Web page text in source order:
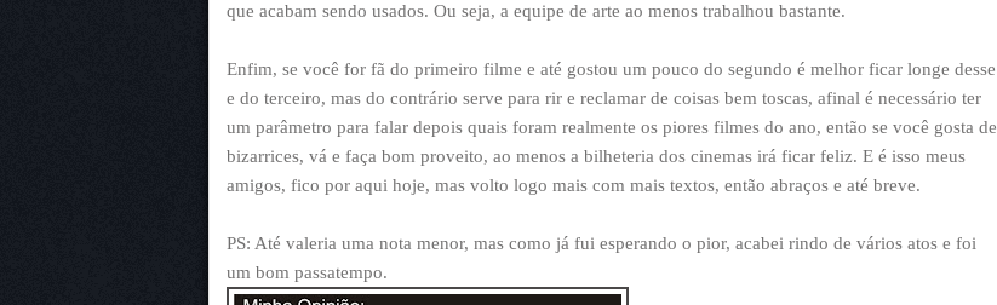
que acabam sendo usados. Ou seja, a equipe de arte ao menos trabalhou bastante.
Enfim, se você for fã do primeiro filme e até gostou um pouco do segundo é melhor ficar longe desse
e do terceiro, mas do contrário serve para rir e reclamar de coisas bem toscas, afinal é necessário ter
um parâmetro para falar depois quais foram realmente os piores filmes do ano, então se você gosta de
bizarrices, vá e faça bom proveito, ao menos a bilheteria dos cinemas irá ficar feliz. E é isso meus
amigos, fico por aqui hoje, mas volto logo mais com mais textos, então abraços e até breve.
PS: Até valeria uma nota menor, mas como já fui esperando o pior, acabei rindo de vários atos e foi
um bom passatempo.